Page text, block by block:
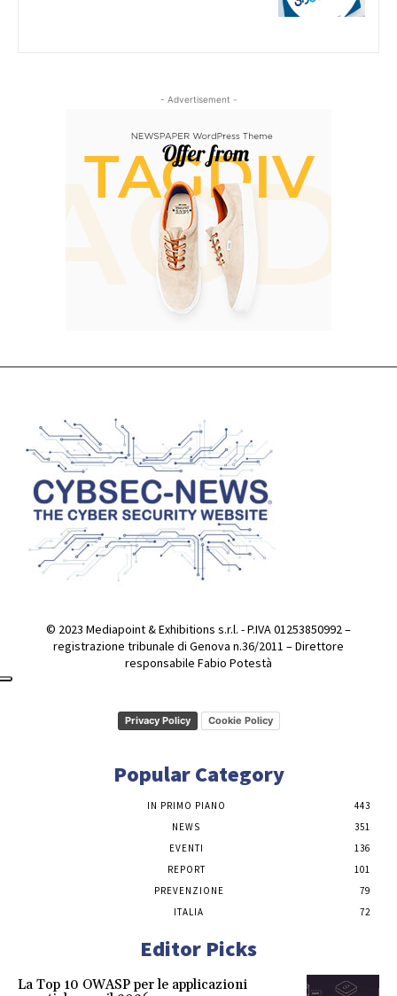
- Advertisement -
© 2023 Mediapoint & Exhibitions s.r.l. - P.IVA 01253850992 –
registrazione tribunale di Genova n.36/2011 – Direttore
responsabile Fabio Potestà
Privacy Policy Cookie Policy
Popular Category
IN PRIMO PIANO
443
NEWS
351
EVENTI
136
REPORT
101
PREVENZIONE
79
ITALIA
72
Editor Picks
La Top 10 OWASP per le applicazioni